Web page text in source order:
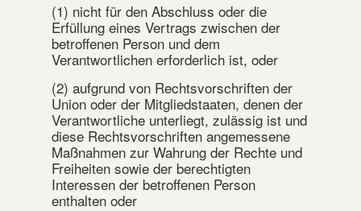
(1) nicht für den Abschluss oder die
Erfüllung eines Vertrags zwischen der
betroffenen Person und dem
Verantwortlichen erforderlich ist, oder
(2) aufgrund von Rechtsvorschriften der
Union oder der Mitgliedstaaten, denen der
Verantwortliche unterliegt, zulässig ist und
diese Rechtsvorschriften angemessene
Maßnahmen zur Wahrung der Rechte und
Freiheiten sowie der berechtigten
Interessen der betroffenen Person
enthalten oder